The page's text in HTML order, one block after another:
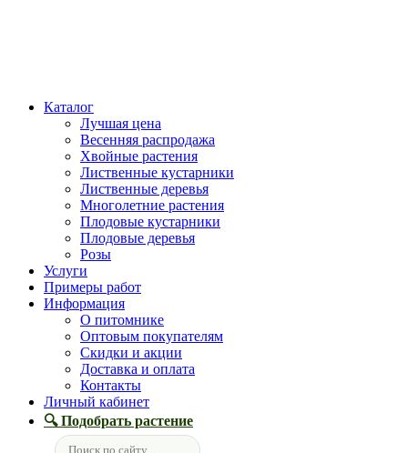
Каталог
Лучшая цена
Весенняя распродажа
Хвойные растения
Лиственные кустарники
Лиственные деревья
Многолетние растения
Плодовые кустарники
Плодовые деревья
Розы
Услуги
Примеры работ
Информация
О питомнике
Оптовым покупателям
Скидки и акции
Доставка и оплата
Контакты
Личный кабинет
🔍 Подобрать растение